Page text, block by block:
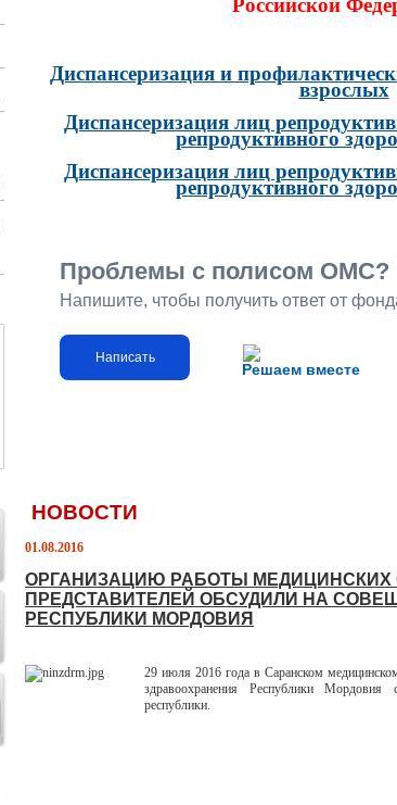
Российской
Диспансеризация и
взрослых
Диспансеризация лиц
репродуктивного
Диспансеризация лиц
репродуктивного
Решаем вместе
Проблемы с полисом ОМС?
Напишите, чтобы получить ответ от
Написать
НОВОСТИ
01.08.2016
ОРГАНИЗАЦИЮ РАБОТЫ МЕДИЦИНСКИХ
ПРЕДСТАВИТЕЛЕЙ ОБСУДИЛИ НА
РЕСПУБЛИКИ МОРДОВИЯ
29 июля 2016 года в Саранском
здравоохранения Республики Мордовия
республики.